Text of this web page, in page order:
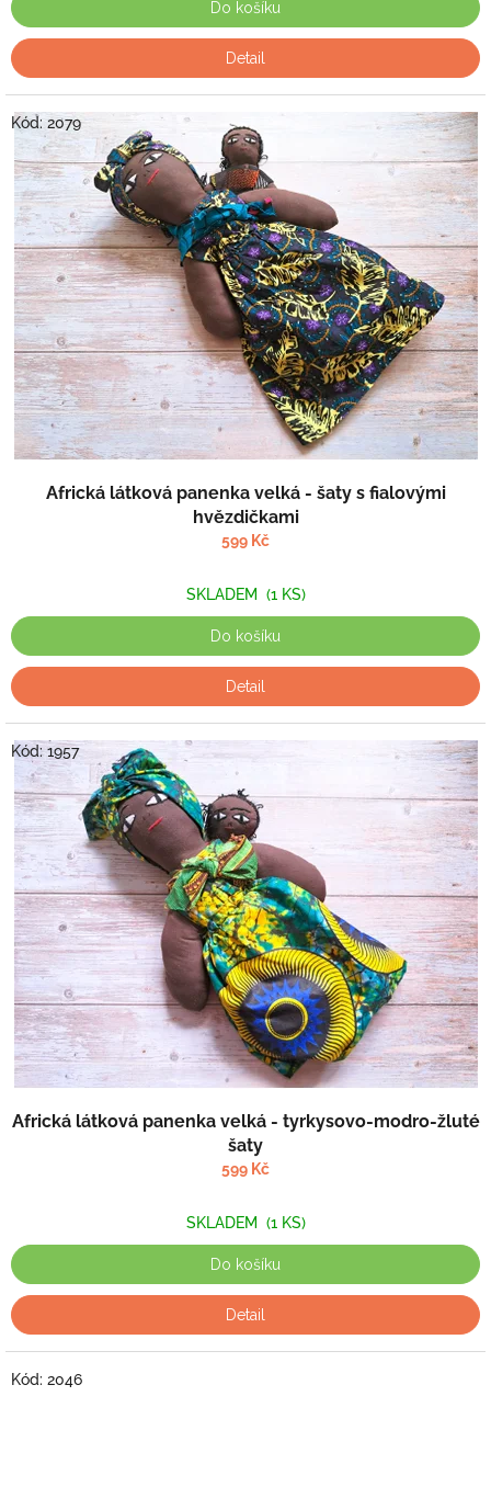
Do košíku
Detail
Africká látková panenka velká - šaty s fialovými
hvězdičkami
599 Kč
SKLADEM (1 KS)
Do košíku
Detail
Kód: 2079
Africká látková panenka velká - tyrkysovo-modro-žluté
šaty
599 Kč
SKLADEM (1 KS)
Do košíku
Detail
Kód:1957
Kód: 2046